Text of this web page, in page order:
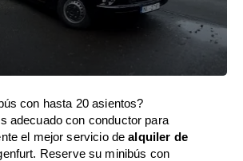
con hasta 20 asientos?
adecuado con conductor para
el mejor servicio dealquiler de
Reserve su minibús con